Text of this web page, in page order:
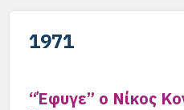
1971
“Έφυγε” ο Νίκος